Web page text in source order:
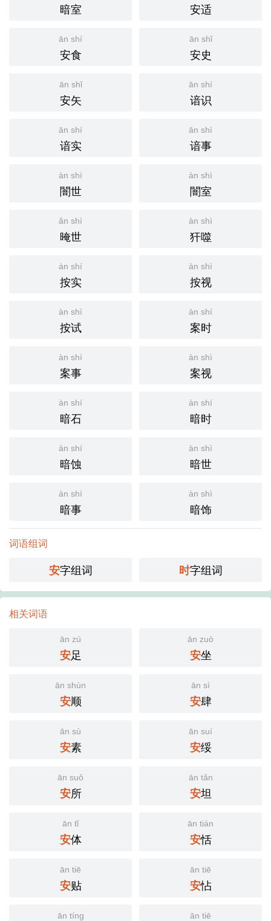
暗室 安适
ān shí
安食
ān shǐ
安史
ān shǐ
安矢
ān shí
谙识
ān shí
谙实
ān shì
谙事
àn shì
闇世
àn shì
闇室
ǎn shì
晻世
àn shì
犴噬
àn shí
按实
àn shì
按视
àn shì
按试
àn shí
案时
àn shì
案事
àn shì
案视
àn shí
暗石
àn shí
暗时
àn shí
暗蚀
àn shì
暗世
àn shì
暗事
àn shì
暗饰
词语组词
安字组词 时字组词
相关词语
ān zú
安足
ān zuò
安坐
ān shùn
安顺
ān sì
安肆
ān sù
安素
ān suí
安绥
ān suǒ
安所
ān tǎn
安坦
ān tǐ
安体
ān tián
安恬
ān tiē
安贴
ān tiē
安怗
ān tíng ān tiē